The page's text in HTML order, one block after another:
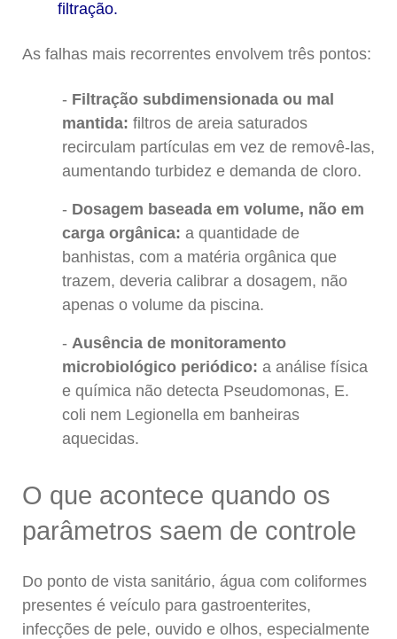
filtração.
As falhas mais recorrentes envolvem três pontos:
Filtração subdimensionada ou mal
mantida: filtros de areia saturados
recirculam partículas em vez de removê-las,
aumentando turbidez e demanda de cloro.
Dosagem baseada em volume, não em
carga orgânica: a quantidade de
banhistas, com a matéria orgânica que
trazem, deveria calibrar a dosagem, não
apenas o volume da piscina.
Ausência de monitoramento
microbiológico periódico: a análise física
e química não detecta Pseudomonas, E.
coli nem Legionella em banheiras
aquecidas.
O que acontece quando os
parâmetros saem de controle
Do ponto de vista sanitário, água com coliformes
presentes é veículo para gastroenterites,
infecções de pele, ouvido e olhos, especialmente